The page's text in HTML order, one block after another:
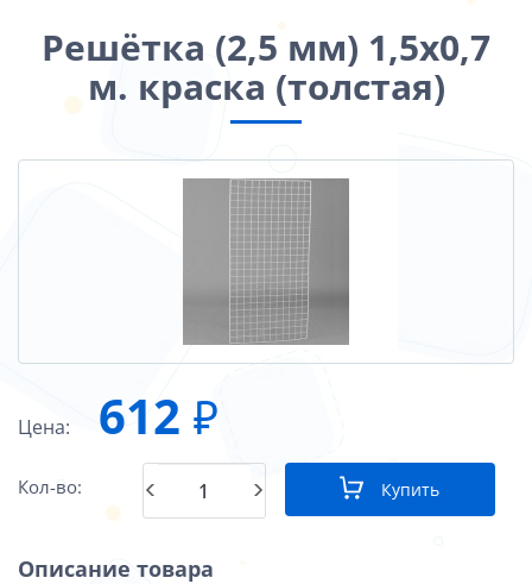
Решётка (2,5 мм) 1,5х0,7
м. краска (толстая)
Цена: 612 ₽
Кол-во: Купить
Описание товара